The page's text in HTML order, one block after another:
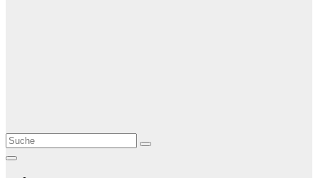
Le Matin
AGENCE DE PRESSE